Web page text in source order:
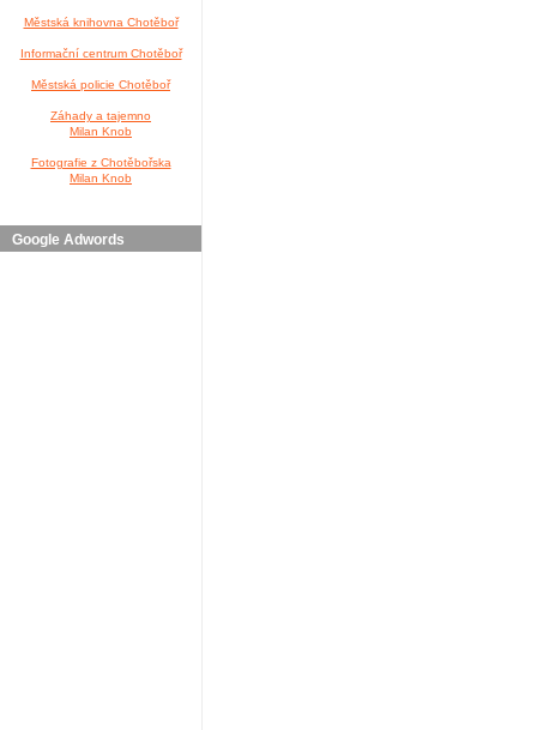
Městská knihovna Chotěboř
Informační centrum Chotěboř
Městská policie Chotěboř
Záhady a tajemno
Milan Knob
Fotografie z Chotěbořska
Milan Knob
Google Adwords